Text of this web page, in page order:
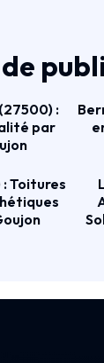
de
:
par
Toitures